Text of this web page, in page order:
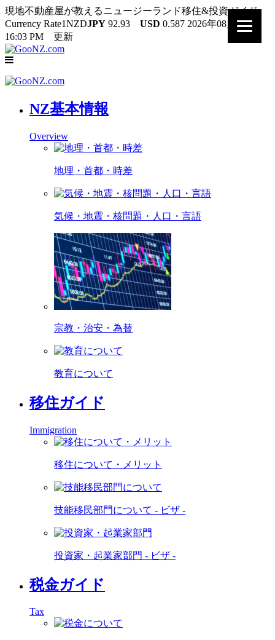
現地不動産屋が教えるニュージーランド移住&投資ガイド
Currency Rate1NZDJPY 92.93 USD 0.587 2026年08月07日
16:03 PM 更新
NZ基本情報
Overview
地理・首都・時差
気候・地震・核問題・人口・言語
宗教・治安・為替
教育について
移住ガイド
Immigration
移住について・メリット
技能移民部門について - ビザ -
投資家・起業家部門 - ビザ -
税金ガイド
Tax